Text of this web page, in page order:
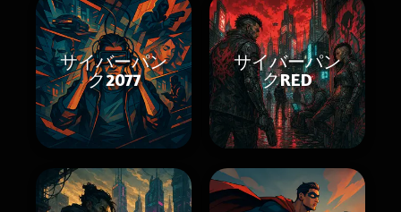
サイバーパン
ク2077
サイバーパン
クRED